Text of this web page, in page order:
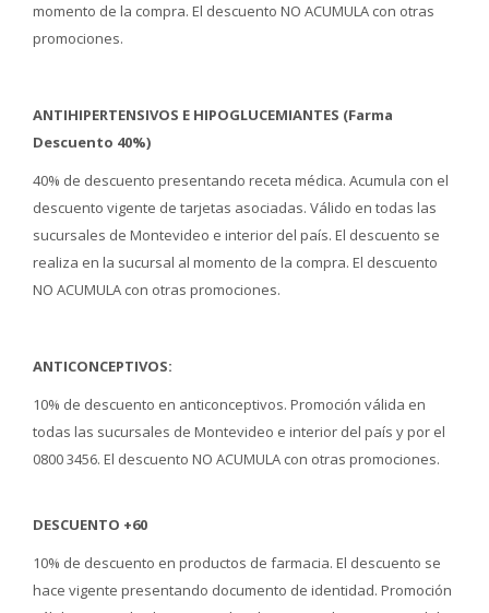
momento de la compra. El descuento NO ACUMULA con otras
promociones.
ANTIHIPERTENSIVOS E HIPOGLUCEMIANTES (Farma
Descuento 40%)
40% de descuento presentando receta médica. Acumula con el
descuento vigente de tarjetas asociadas. Válido en todas las
sucursales de Montevideo e interior del país. El descuento se
realiza en la sucursal al momento de la compra. El descuento
NO ACUMULA con otras promociones.
ANTICONCEPTIVOS:
10% de descuento en anticonceptivos. Promoción válida en
todas las sucursales de Montevideo e interior del país y por el
0800 3456. El descuento NO ACUMULA con otras promociones.
DESCUENTO +60
10% de descuento en productos de farmacia. El descuento se
hace vigente presentando documento de identidad. Promoción